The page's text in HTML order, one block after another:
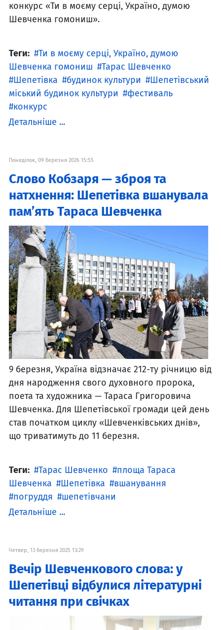
конкурс «Ти в моєму серці, Україно, думою
Шевченка гомониш».
Теги:
Ти в моєму серці, Україно, думою
Шевченка гомониш
Тарас Шевченко
Шепетівка
будинок культури
Шепетівський
міський будинок культури
фестиваль
конкурс
Детальніше ...
Понеділок, 09 березня 2026 15:55
Слово Кобзаря — зброя та
натхнення: Шепетівка вшанувала
пам’ять Тараса Шевченка
9 березня, Україна відзначає 212-ту річницю від
дня народження свого духовного пророка,
поета та художника — Тараса Григоровича
Шевченка. Для Шепетівської громади цей день
став початком циклу «Шевченківських днів»,
що триватимуть до 11 березня.
Теги: Тарас Шевченко
площа Тараса
Шевченка
Шепетівка
вшанування
погруддя
шепетівчани
Детальніше ...
Четвер, 13 березня 2025 13:29
Вечір Шевченкового слова: у
Шепетівці відбулися літературні
читання при свічках